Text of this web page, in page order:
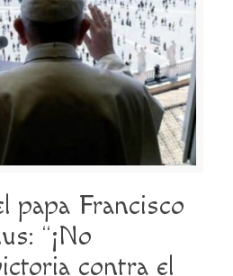
papa Francisco
“¡No
contra el